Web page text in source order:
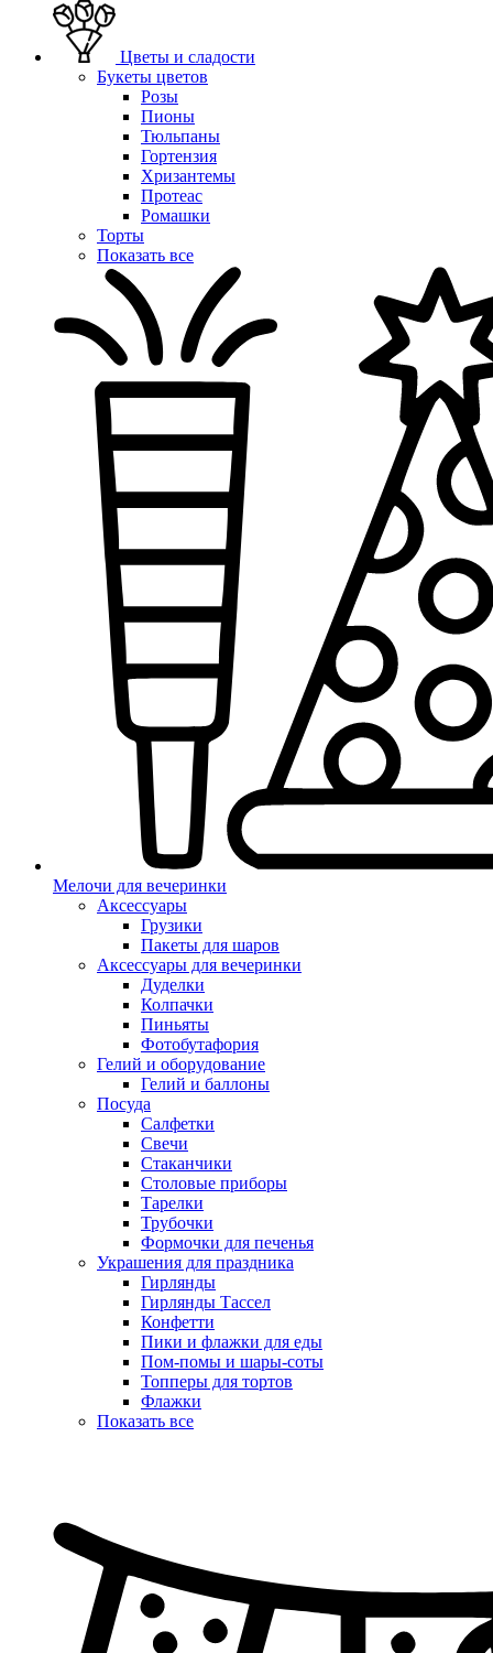
Цветы и сладости
Букеты цветов
Розы
Пионы
Тюльпаны
Гортензия
Хризантемы
Протеас
Ромашки
Торты
Показать все
Мелочи для вечеринки
Аксессуары
Грузики
Пакеты для шаров
Аксессуары для вечеринки
Дуделки
Колпачки
Пиньяты
Фотобутафория
Гелий и оборудование
Гелий и баллоны
Посуда
Салфетки
Свечи
Стаканчики
Столовые приборы
Тарелки
Трубочки
Формочки для печенья
Украшения для праздника
Гирлянды
Гирлянды Тассел
Конфетти
Пики и флажки для еды
Пом-помы и шары-соты
Топперы для тортов
Флажки
Показать все